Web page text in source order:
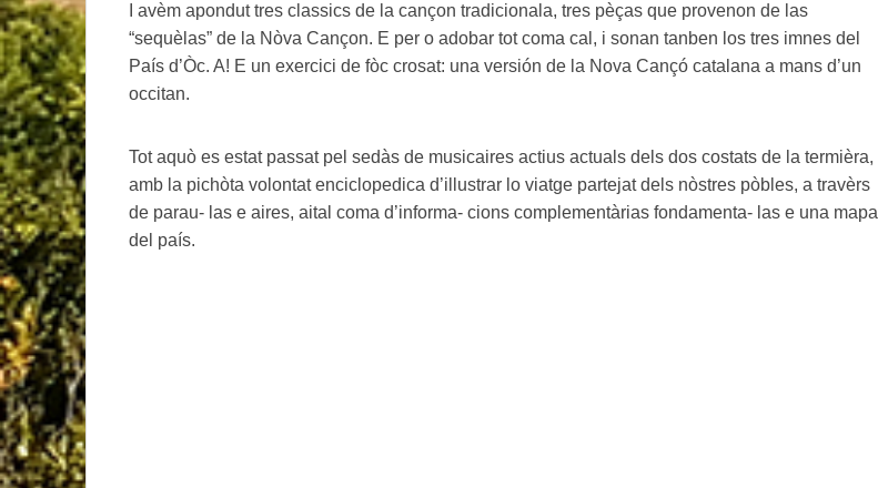
I avèm apondut tres classics de la cançon tradicionala, tres pèças que provenon de las
“sequèlas” de la Nòva Cançon. E per o adobar tot coma cal, i sonan tanben los tres imnes del
País d’Òc. A! E un exercici de fòc crosat: una versión de la Nova Cançó catalana a mans d’un
occitan.
Tot aquò es estat passat pel sedàs de musicaires actius actuals dels dos costats de la termièra,
amb la pichòta volontat enciclopedica d’illustrar lo viatge partejat dels nòstres pòbles, a travèrs
de parau- las e aires, aital coma d’informa- cions complementàrias fondamenta- las e una mapa
del país.